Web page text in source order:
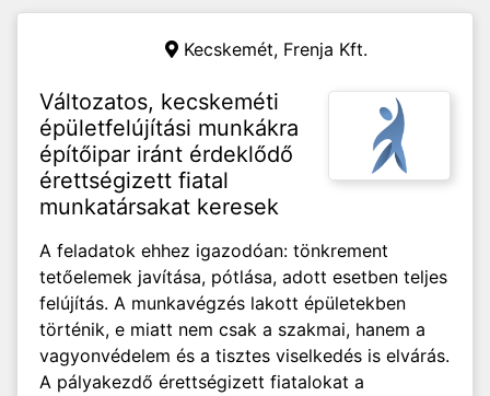
Kecskemét, Frenja Kft.
Változatos, kecskeméti
épületfelújítási munkákra
építőipar iránt érdeklődő
érettségizett fiatal
munkatársakat keresek
A feladatok ehhez igazodóan: tönkrement
tetőelemek javítása, pótlása, adott esetben teljes
felújítás. A munkavégzés lakott épületekben
történik, e miatt nem csak a szakmai, hanem a
vagyonvédelem és a tisztes viselkedés is elvárás.
A pályakezdő érettségizett fiatalokat a